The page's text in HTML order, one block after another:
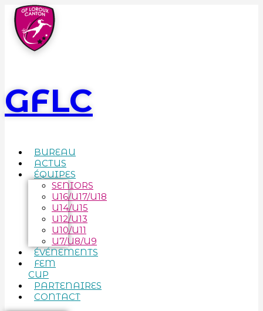
GFLC
BUREAU
ACTUS
ÉQUIPES
SENIORS
U16/U17/U18
U14/U15
U12/U13
U10/U11
U7/U8/U9
ÉVÉNEMENTS
FEM
CUP
PARTENAIRES
CONTACT